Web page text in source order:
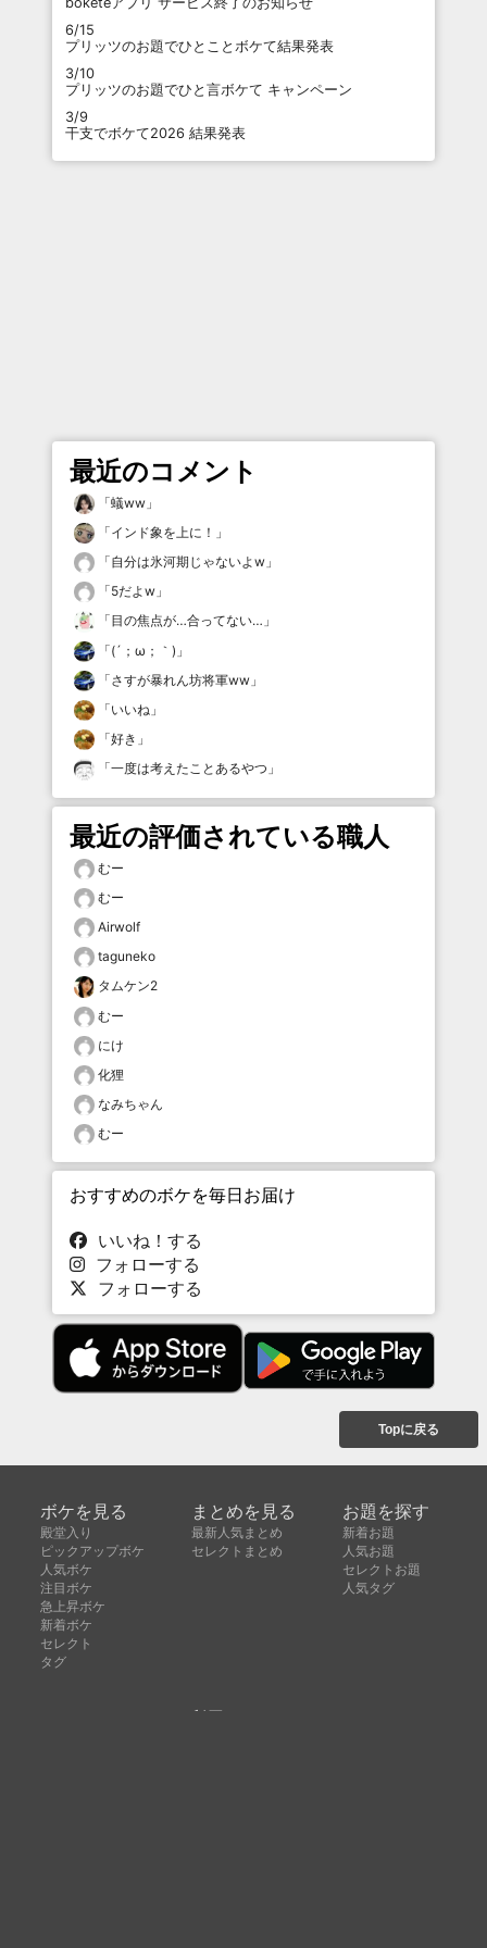
6/15
プリッツのお題でひとことボケて結果発表
3/10
プリッツのお題でひと言ボケて キャンペーン
3/9
干支でボケて2026 結果発表
最近のコメント
「蟻ww 」
「インド象を上に！ 」
「自分は氷河期じゃないよw 」
「5だよw 」
「目の焦点が…合ってない… 」
「(´；ω；｀) 」
「さすが暴れん坊将軍ww 」
「いいね 」
「好き 」
「一度は考えたことあるやつ 」
最近の評価されている職人
むー
むー
Airwolf
taguneko
タムケン2
むー
にけ
化狸
なみちゃん
むー
おすすめのボケを毎日お届け
いいね！する
フォローする
フォローする
Topに戻る
ボケを見る
殿堂入り
ピックアップボケ
人気ボケ
注目ボケ
急上昇ボケ
新着ボケ
セレクト
タグ
まとめを見る
最新人気まとめ
セレクトまとめ
お題を探す
新着お題
人気お題
セレクトお題
人気タグ
ご利用について